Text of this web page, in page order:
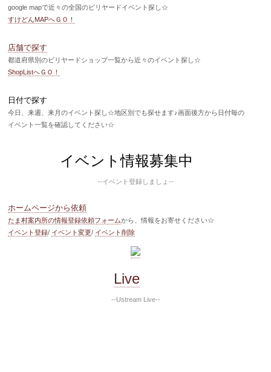
google mapで近々の全国のビリヤードイベント探し☆
すけどんMAPへＧＯ！
店舗で探す
都道府県別のビリヤードショップ一覧から近々のイベント探し☆
ShopListへＧＯ！
日付で探す
今日、来週、来月のイベント探し☆地区別でも探せます♪画面後方から日付毎の
イベント一覧を確認してください☆
イベント情報募集中
--イベント登録しましょ--
ホームページから依頼
たま村案内所の情報登録依頼フォームから、情報をお寄せください☆
イベント登録/ イベント変更/ イベント削除
Live
--Ustream Live--